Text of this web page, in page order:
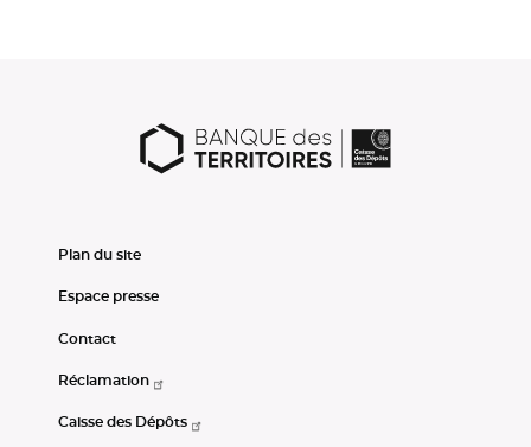
Plan du site
Espace presse
Contact
Réclamation
Caisse des Dépôts